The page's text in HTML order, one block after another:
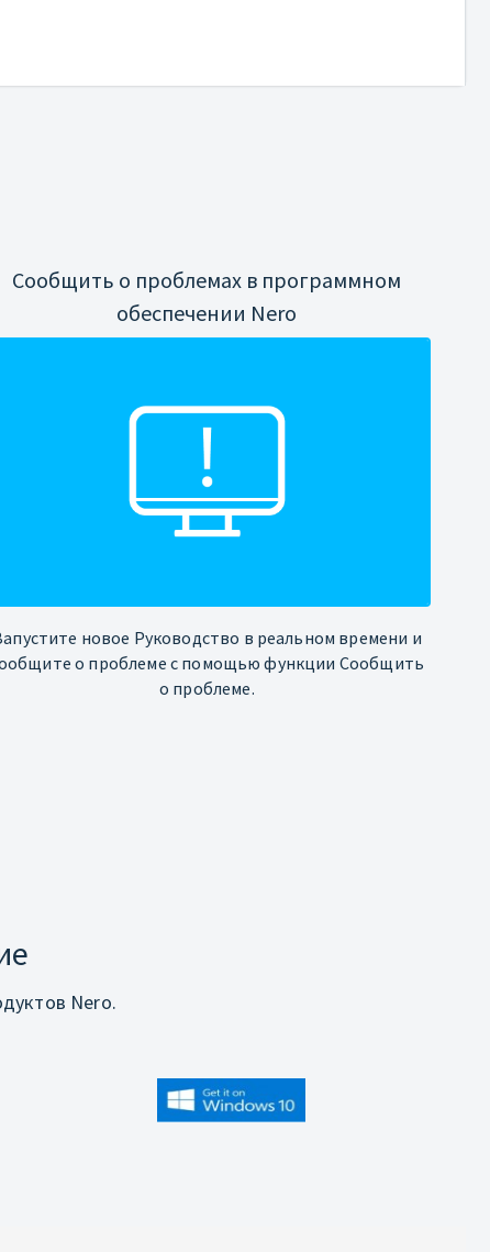
Сообщить о проблемах в программном
обеспечении Nero
новое Руководство в реальном времени и
о проблеме с помощью функции Сообщить
о проблеме.
Nero.